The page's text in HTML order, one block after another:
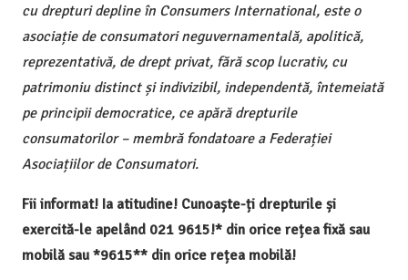
cu drepturi depline în Consumers International, este o
asociație de consumatori neguvernamentală, apolitică,
reprezentativă, de drept privat, fără scop lucrativ, cu
patrimoniu distinct și indivizibil, independentă, întemeiată
pe principii democratice, ce apără drepturile
consumatorilor – membră fondatoare a Federației
Asociațiilor de Consumatori.
Fii informat! Ia atitudine! Cunoaște-ți drepturile și
exercită-le apelând 021 9615!* din orice rețea fixă sau
mobilă sau *9615** din orice rețea mobilă!